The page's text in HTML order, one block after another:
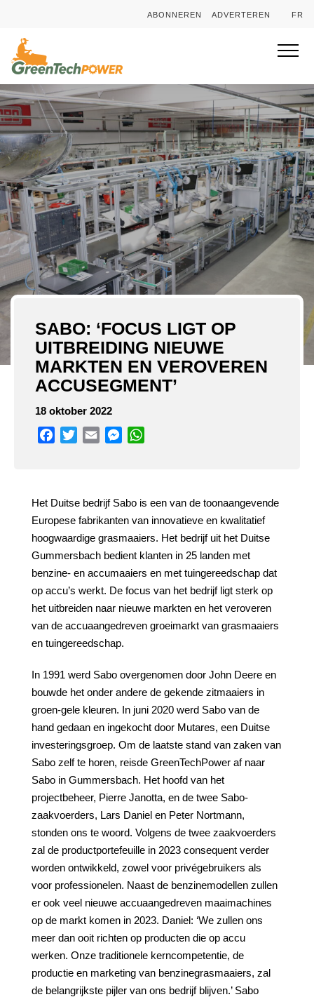
ABONNEREN ADVERTEREN FR
SABO: ‘FOCUS LIGT OP
UITBREIDING NIEUWE
MARKTEN EN VEROVEREN
ACCUSEGMENT’
18 oktober 2022
Facebook
TwitterEmail Messenger
Het Duitse bedrijf Sabo is een van de toonaangevende
Europese fabrikanten van innovatieve en kwalitatief
hoogwaardige grasmaaiers. Het bedrijf uit het Duitse
Gummersbach bedient klanten in 25 landen met
benzine- en accumaaiers en met tuingereedschap dat
op accu’s werkt. De focus van het bedrijf ligt sterk op
het uitbreiden naar nieuwe markten en het veroveren
van de accuaangedreven groeimarkt van grasmaaiers
en tuingereedschap.
In 1991 werd Sabo overgenomen door John Deere en
bouwde het onder andere de gekende zitmaaiers in
groen-gele kleuren. In juni 2020 werd Sabo van de
hand gedaan en ingekocht door Mutares, een Duitse
investeringsgroep. Om de laatste stand van zaken van
Sabo zelf te horen, reisde GreenTechPower af naar
Sabo in Gummersbach. Het hoofd van het
projectbeheer, Pierre Janotta, en de twee Sabo-
zaakvoerders, Lars Daniel en Peter Nortmann,
stonden ons te woord. Volgens de twee zaakvoerders
zal de productportefeuille in 2023 consequent verder
worden ontwikkeld, zowel voor privégebruikers als
voor professionelen. Naast de benzinemodellen zullen
er ook veel nieuwe accuaangedreven maaimachines
op de markt komen in 2023. Daniel: ‘We zullen ons
meer dan ooit richten op producten die op accu
werken. Onze traditionele kerncompetentie, de
productie en marketing van benzinegrasmaaiers, zal
de belangrijkste pijler van ons bedrijf blijven.’ Sabo